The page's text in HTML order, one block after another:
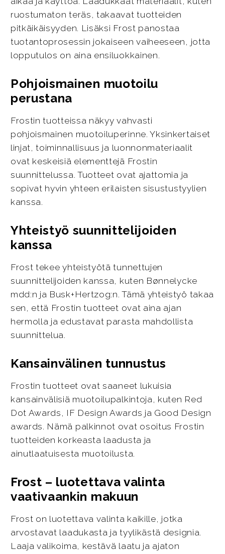
ruostumaton teräs, takaavat tuotteiden
pitkäikäisyyden. Lisäksi Frost panostaa
tuotantoprosessin jokaiseen vaiheeseen, jotta
lopputulos on aina ensiluokkainen.
Pohjoismainen muotoilu
perustana
Frostin tuotteissa näkyy vahvasti
pohjoismainen muotoiluperinne. Yksinkertaiset
linjat, toiminnallisuus ja luonnonmateriaalit
ovat keskeisiä elementtejä Frostin
suunnittelussa. Tuotteet ovat ajattomia ja
sopivat hyvin yhteen erilaisten sisustustyylien
kanssa.
Yhteistyö suunnittelijoiden
kanssa
Frost tekee yhteistyötä tunnettujen
suunnittelijoiden kanssa, kuten Bønnelycke
mdd:n ja Busk+Hertzog:n. Tämä yhteistyö takaa
sen, että Frostin tuotteet ovat aina ajan
hermolla ja edustavat parasta mahdollista
suunnittelua.
Kansainvälinen tunnustus
Frostin tuotteet ovat saaneet lukuisia
kansainvälisiä muotoilupalkintoja, kuten Red
Dot Awards, IF Design Awards ja Good Design
awards. Nämä palkinnot ovat osoitus Frostin
tuotteiden korkeasta laadusta ja
ainutlaatuisesta muotoilusta.
Frost – luotettava valinta
vaativaankin makuun
Frost on luotettava valinta kaikille, jotka
arvostavat laadukasta ja tyylikästä designia.
Laaja valikoima, kestävä laatu ja ajaton